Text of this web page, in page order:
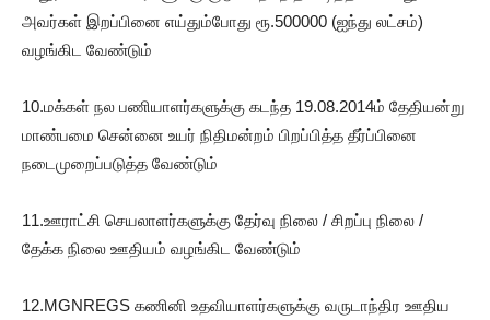
அவர்கள் இறப்பினை எய்தும்போது ரூ.500000 (ஐந்து லட்சம்)
வழங்கிட வேண்டும்
10.மக்கள் நல பணியாளர்களுக்கு கடந்த 19.08.2014ம் தேதியன்று
மாண்பமை சென்னை உயர் நிதிமன்றம் பிறப்பித்த தீர்ப்பினை
நடைமுறைப்படுத்த வேண்டும்
11.ஊராட்சி செயலாளர்களுக்கு தேர்வு நிலை / சிறப்பு நிலை /
தேக்க நிலை ஊதியம் வழங்கிட வேண்டும்
12.MGNREGS கணினி உதவியாளர்களுக்கு வருடாந்திர ஊதிய